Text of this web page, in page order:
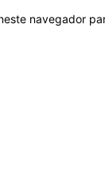
navegador